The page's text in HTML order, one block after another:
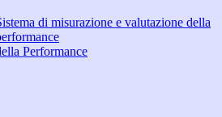
di misurazione e valutazione della
Performance